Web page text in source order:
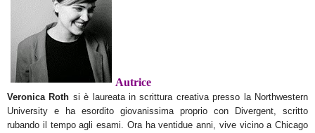
Autrice
Veronica Roth si è laureata in scrittura creativa presso la Northwestern
University e ha esordito giovanissima proprio con Divergent, scritto
rubando il tempo agli esami. Ora ha ventidue anni, vive vicino a Chicago